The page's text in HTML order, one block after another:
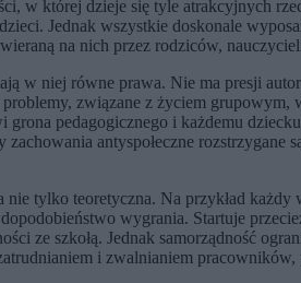
w której dzieje się tyle atrakcyjnych
Jednak wszystkie doskonale
na nich przez rodziców,
w niej równe prawa. Nie ma presji
związane z życiem
pedagogicznego i każdemu
antyspołeczne
tylko teoretyczna. Na przykład
wygrania. Startuje
ze szkołą. Jednak samorządność
i zwalnianiem